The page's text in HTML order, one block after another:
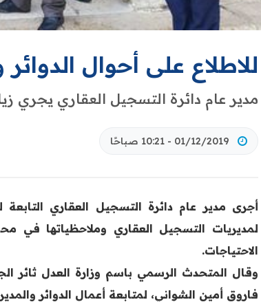
للاطلاع على أحوال
مدير عام دائرة التسجيل العقاري يجري
01/12/2019 - 10:21 صباحًا
أجرى مدير عام دائرة التسجيل العقاري
لمديريات التسجيل العقاري وملاحظياتها في
الاحتياجات.
وقال المتحدث الرسمي باسم وزارة العدل ثائر
فاروق أمين الشواني، لمتابعة أعمال الدوائر